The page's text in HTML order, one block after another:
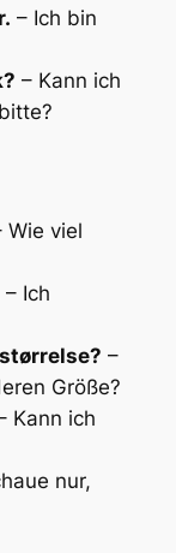
– Ich bin
– Kann ich
Wie viel
– Ich
–
Größe?
Kann ich
nur,